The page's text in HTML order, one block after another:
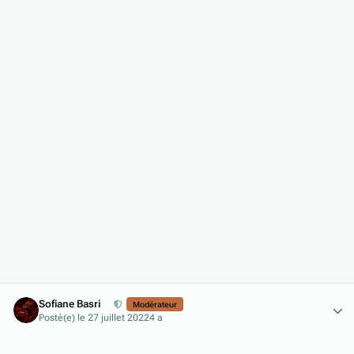
Sofiane Basri Modérateur
Posté(e) le 27 juillet 20224 a